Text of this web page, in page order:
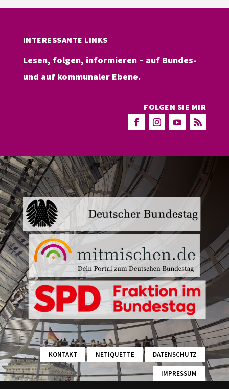
INTERESSANTE LINKS
Lesen, folgen, informieren – auf Bundes-
und auf kommunaler Ebene.
FOLGEN SIE MIR
KONTAKT NETIQUETTE DATENSCHUTZ
IMPRESSUM